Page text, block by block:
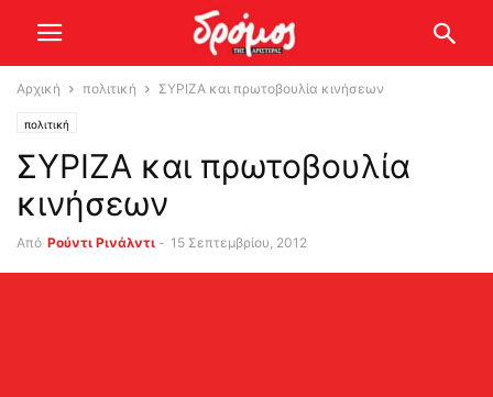
Αρχική πολιτική ΣYΡΙΖΑ και πρωτοβουλία κινήσεων
πολιτική
ΣYΡΙΖΑ και πρωτοβουλία
κινήσεων
Από Ρούντι Ρινάλντι - 15 Σεπτεμβρίου, 2012